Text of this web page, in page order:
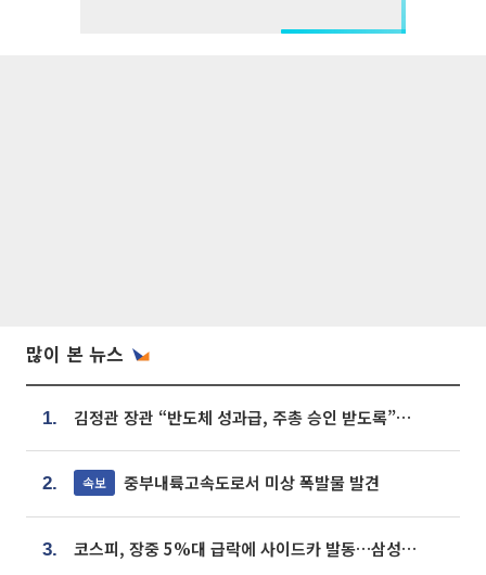
많이 본 뉴스
1. 김정관 장관 “반도체 성과급, 주총 승인 받도록”…상법·자본시장법 개정 시사
2. 속보 중부내륙고속도로서 미상 폭발물 발견
3. 코스피, 장중 5%대 급락에 사이드카 발동…삼성·SK 동반 폭락